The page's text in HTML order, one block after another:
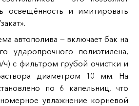
освещённость и имитировать
автополива — включает бак на
ударопрочного полиэтилена,
ч) с фильтром грубой очистки и
диаметром 10 мм. На
по 6 капельниц, что
увлажнение корневой